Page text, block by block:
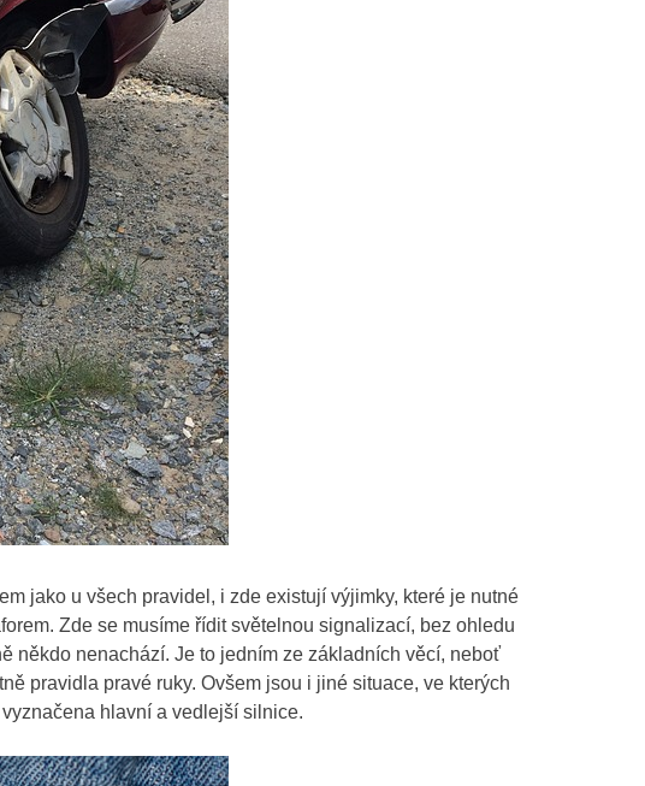
jako u všech pravidel, i zde existují výjimky, které je nutné
Zde se musíme řídit světelnou signalizací, bez ohledu
někdo nenachází. Je to jedním ze základních věcí, neboť
pravidla pravé ruky. Ovšem jsou i jiné situace, ve kterých
hlavní a vedlejší silnice.